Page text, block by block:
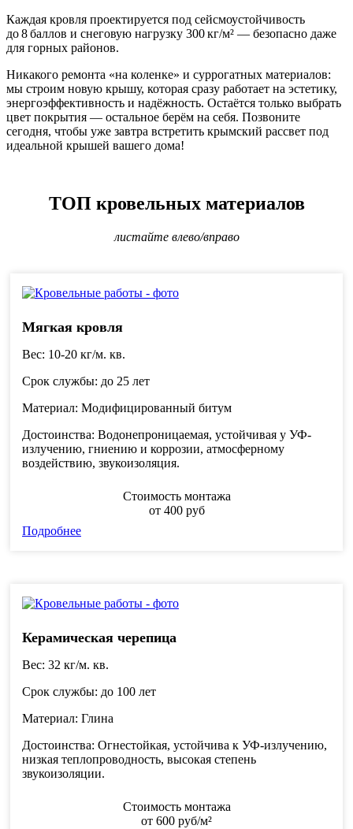
Каждая кровля проектируется под сейсмоустойчивость
до 8 баллов и снеговую нагрузку 300 кг/м² — безопасно даже
для горных районов.
Никакого ремонта «на коленке» и суррогатных материалов:
мы строим новую крышу, которая сразу работает на эстетику,
энергоэффективность и надёжность. Остаётся только выбрать
цвет покрытия — остальное берём на себя. Позвоните
сегодня, чтобы уже завтра встретить крымский рассвет под
идеальной крышей вашего дома!
ТОП кровельных материалов
листайте влево/вправо
Мягкая кровля
Вес: 10-20 кг/м. кв.
Срок службы: до 25 лет
Материал: Модифицированный битум
Достоинства: Водонепроницаемая, устойчивая у УФ-
излучению, гниению и коррозии, атмосферному
воздействию, звукоизоляция.
Стоимость монтажа
от 400руб
Подробнее
Керамическая черепица
Вес: 32 кг/м. кв.
Срок службы: до 100 лет
Материал: Глина
Достоинства: Огнестойкая, устойчива к УФ-излучению,
низкая теплопроводность, высокая степень
звукоизоляции.
Стоимость монтажа
от 600 руб/м²